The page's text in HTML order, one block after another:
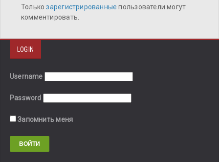
Толькозарегистрированныепользователи могут
комментировать.
LOGIN
Username
Password
Запомнить меня